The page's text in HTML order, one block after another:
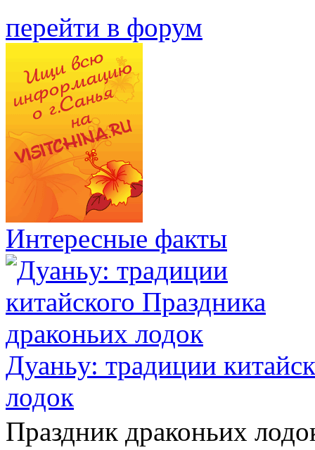
перейти в форум
Интересные факты
Дуаньу: традиции
лодок
Праздник драконьих